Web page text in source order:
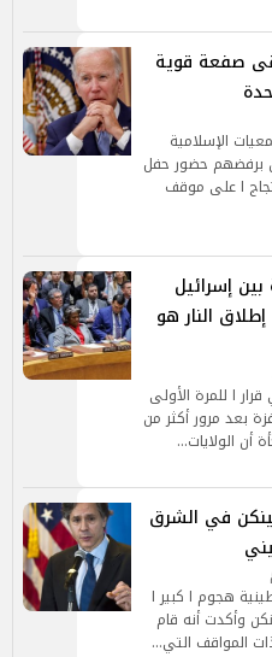
صفعة قوية
الإسلامية
برفضهم حضور حفل
ا على موقف
إسرائيل
النار هو
ا للمرة الأولى
بعد مرور أكثر من
في الشرق
هجوم ا كبير ا
وأكدت أنه قام
المواقف التي…